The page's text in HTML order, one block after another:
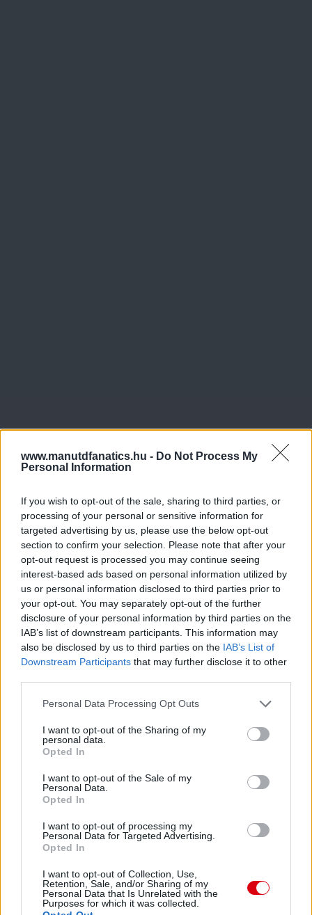
www.manutdfanatics.hu - Do Not Process My
Personal Information
If you wish to opt-out of the sale, sharing to third parties, or
processing of your personal or sensitive information for
targeted advertising by us, please use the below opt-out
section to confirm your selection. Please note that after your
opt-out request is processed you may continue seeing
interest-based ads based on personal information utilized by
us or personal information disclosed to third parties prior to
your opt-out. You may separately opt-out of the further
disclosure of your personal information by third parties on the
IAB’s list of downstream participants. This information may
also be disclosed by us to third parties on the IAB’s List of
Downstream Participants that may further disclose it to other
Please note that this website/app uses one or more Google
not limited to your visit or usage behaviour. You may click to
grant or deny consent to Google and its third-party tags to
use your data for below specified purposes in below Google
consent section.
Personal Data Processing Opt Outs
I want to opt-out of the Sharing of my
personal data.
Opted In
I want to opt-out of the Sale of my
Personal Data.
Opted In
I want to opt-out of processing my
Personal Data for Targeted Advertising.
Opted In
I want to opt-out of Collection, Use,
Retention, Sale, and/or Sharing of my
Personal Data that Is Unrelated with the
Purposes for which it was collected.